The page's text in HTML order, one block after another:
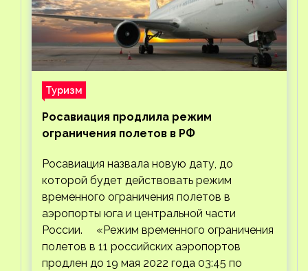
Туризм
Росавиация продлила режим
ограничения полетов в РФ
Росавиация назвала новую дату, до
которой будет действовать режим
временного ограничения полетов в
аэропорты юга и центральной части
России. «Режим временного ограничения
полетов в 11 российских аэропортов
продлен до 19 мая 2022 года 03:45 по